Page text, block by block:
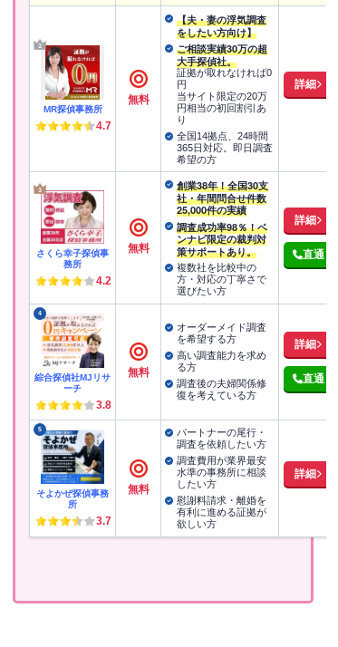
MR探偵事務所
4.7
無料
【夫・妻の浮気調査
をしたい方向け】
ご相談実績30万の超
大手探偵社。
証拠が取れなければ0
円
当サイト限定の20万
円相当の初回割引あ
り
全国14拠点、24時間
365日対応。即日調査
希望の方
詳細
さくら幸子探偵事
務所
4.2
無料
創業38年！全国30支
社・年間問合せ件数
25,000件の実績
調査成功率98％！ベ
ンナビ限定の裁判対
策サポートあり。
複数社を比較中の
方・対応の丁寧さで
選びたい方
詳細
直通
4
綜合探偵社MJリサ
ーチ
3.8
無料
オーダーメイド調査
を希望する方
高い調査能力を求め
る方
調査後の夫婦関係修
復を考えている方
詳細
直通
5
そよかぜ探偵事務
所
3.7
無料
パートナーの尾行・
調査を依頼したい方
調査費用が業界最安
水準の事務所に相談
したい方
慰謝料請求・離婚を
有利に進める証拠が
欲しい方
詳細